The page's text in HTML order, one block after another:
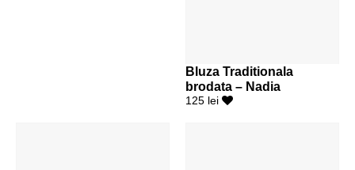
Bluza Traditionala
brodata – Nadia
125 lei